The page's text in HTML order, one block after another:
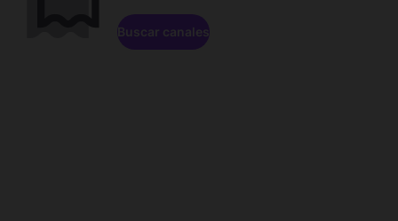
Buscar canales